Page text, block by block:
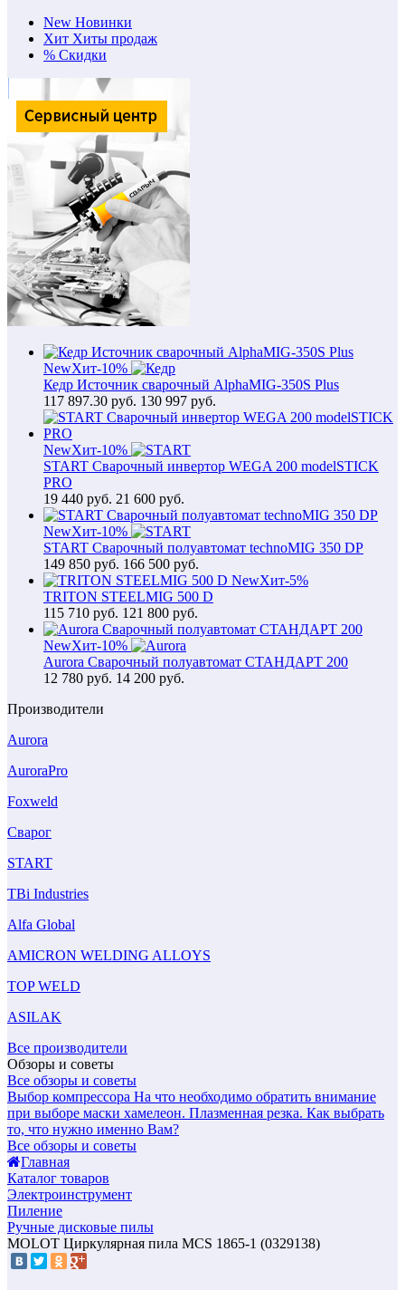
New Новинки
Хит Хиты продаж
% Скидки
NewХит-10%
Кедр Источник сварочный AlphaMIG-350S Plus
117 897.30 руб. 130 997 руб.
NewХит-10%
START Сварочный инвертор WEGA 200 modelSTICK
PRO
19 440 руб. 21 600 руб.
NewХит-10%
START Сварочный полуавтомат technoMIG 350 DP
149 850 руб. 166 500 руб.
NewХит-5%
TRITON STEELMIG 500 D
115 710 руб. 121 800 руб.
NewХит-10%
Aurora Сварочный полуавтомат СТАНДАРТ 200
12 780 руб. 14 200 руб.
Производители
Aurora
AuroraPro
Foxweld
Сварог
START
TBi Industries
Alfa Global
AMICRON WELDING ALLOYS
TOP WELD
ASILAK
Все производители
Обзоры и советы
Все обзоры и советы
Выбор компрессора На что необходимо обратить внимание
при выборе маски хамелеон. Плазменная резка. Как выбрать
то, что нужно именно Вам?
Все обзоры и советы
Главная
Каталог товаров
Электроинструмент
Пиление
Ручные дисковые пилы
MOLOT Циркулярная пила MCS 1865-1 (0329138)